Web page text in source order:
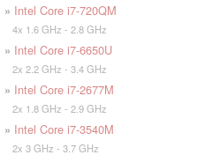
» Intel Core i7-720QM
4x 1.6 GHz - 2.8 GHz
» Intel Core i7-6650U
2x 2.2 GHz - 3.4 GHz
» Intel Core i7-2677M
2x 1.8 GHz - 2.9 GHz
» Intel Core i7-3540M
2x 3 GHz - 3.7 GHz